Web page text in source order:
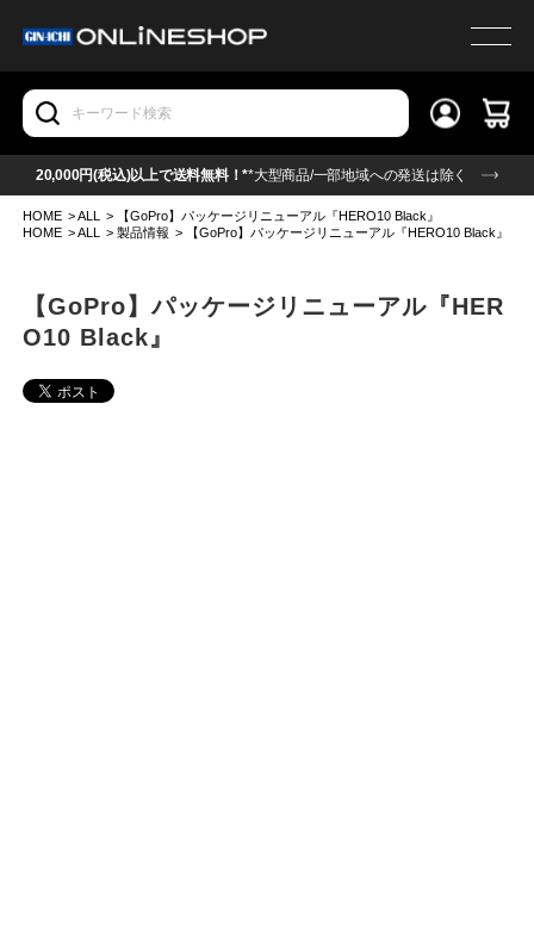
20,000円(税込)以上で送料無料！**大型商品/一部地域への発送は除く
HOME >ALL >
【GoPro】パッケージリニューアル『HERO10 Black』
HOME >ALL >製品情報 > 【GoPro】パッケージリニューアル『HERO10 Black』
【GoPro】パッケージリニューアル『HER
O10 Black』